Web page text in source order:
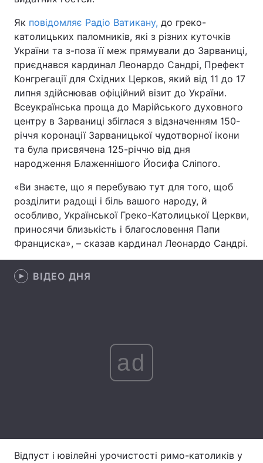
Україна Політика
Економіка Світ
Спорт Наука
Техно і зв'язок Лайт
Зброя Інциденти
Здоров'я Туризм
Екологія Регіони
Лонгріди
Як повідомляє Радіо Ватикану, до греко-
католицьких паломників, які з різних куточків
України та з-поза її меж прямували до Зарваниці,
приєднався кардинал Леонардо Сандрі, Префект
Конгрегації для Східних Церков, який від 11 до 17
липня здійснював офіційний візит до України.
Всеукраїнська проща до Марійського духовного
центру в Зарваниці збіглася з відзначенням 150-
річчя коронації Зарваницької чудотворної ікони
та була присвячена 125-річчю від дня
народження Блаженнішого Йосифа Сліпого.
«Ви знаєте, що я перебуваю тут для того, щоб
розділити радощі і біль вашого народу, й
особливо, Української Греко-Католицької Церкви,
приносячи близькість і благословення Папи
Франциска», – сказав кардинал Леонардо Сандрі.
ВІДЕО ДНЯ
ad
Відпуст і ювілейні урочистості римо-католиків у